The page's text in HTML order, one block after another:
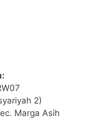
2)
Marga Asih